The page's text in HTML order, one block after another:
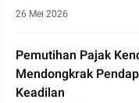
26 Mei 2026
Pemutihan Pajak
Mendongkrak
Keadilan